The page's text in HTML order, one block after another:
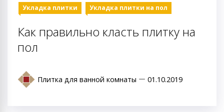
Укладка плитки
Укладка плитки на пол
Как правильно класть плитку на
пол
Плитка для ванной комнаты 01.10.2019